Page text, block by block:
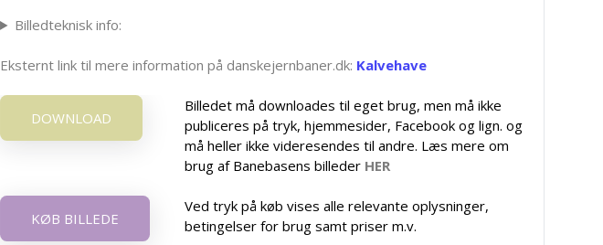
Billedteknisk info:
Eksternt link til mere information på danskejernbaner.dk: Kalvehave
DOWNLOAD
Billedet må downloades til eget brug, men må ikke
publiceres på tryk, hjemmesider, Facebook og lign. og
må heller ikke videresendes til andre. Læs mere om
brug af Banebasens billeder HER
KØB BILLEDE
Ved tryk på køb vises alle relevante oplysninger,
betingelser for brug samt priser m.v.